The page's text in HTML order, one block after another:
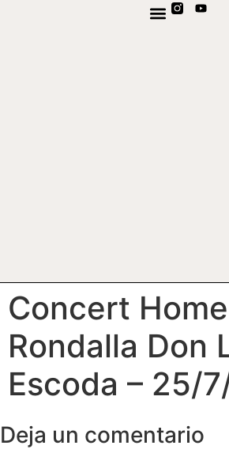
Concert
Rondalla Don
Escoda – 25/
Deja un comentario